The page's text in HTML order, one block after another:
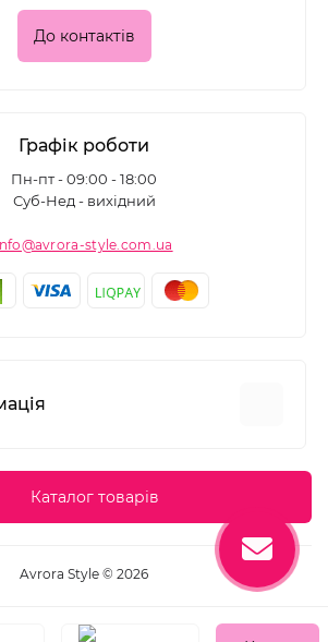
До контактів
Графік роботи
Пн-пт - 09:00 - 18:00
Суб-Нед - вихідний
style.com.ua
Каталог товарів
Avrora Style © 2026